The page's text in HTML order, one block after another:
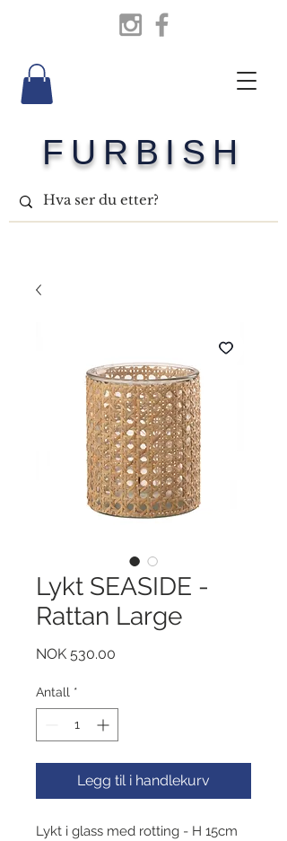
FURBISH
Lykt SEASIDE -
Rattan Large
NOK 530.00
Antall *
Legg til i handlekurv
Lykt i glass med rotting - H 15cm